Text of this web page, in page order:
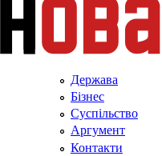
Держава
Бізнес
Суспільство
Аргумент
Контакти